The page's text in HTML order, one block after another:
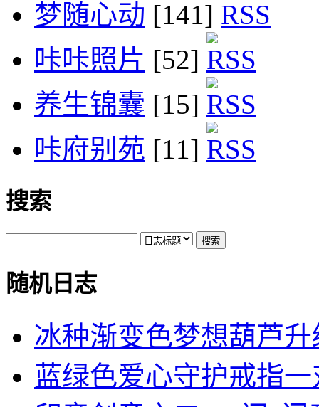
梦随心动 [141]
咔咔照片 [52]
养生锦囊 [15]
咔府别苑 [11]
搜索
随机日志
冰种渐变色梦想葫芦升
蓝绿色爱心守护戒指一